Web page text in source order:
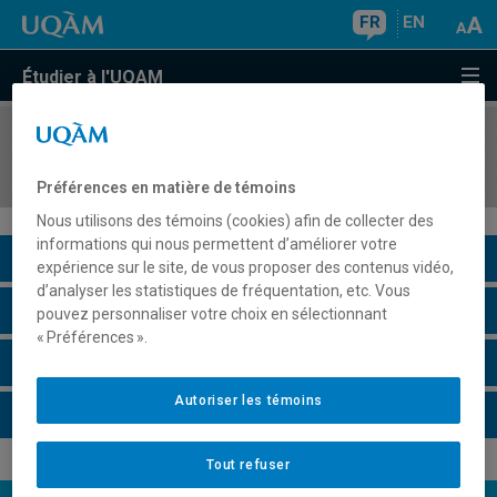
FR EN
Étudier à l'UQAM
COURS//
Description du cours
Horaire - Été 2026
Préférences en matière de témoins
Nous utilisons des témoins (cookies) afin de collecter des
informations qui nous permettent d’améliorer votre
expérience sur le site, de vous proposer des contenus vidéo,
d’analyser les statistiques de fréquentation, etc. Vous
pouvez personnaliser votre choix en sélectionnant
« Préférences ».
Tout refuser
Autoriser les témoins